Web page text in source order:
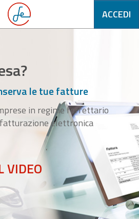
ACCEDI
le tue fatture
in regime forfettario
elettronica
VIDEO